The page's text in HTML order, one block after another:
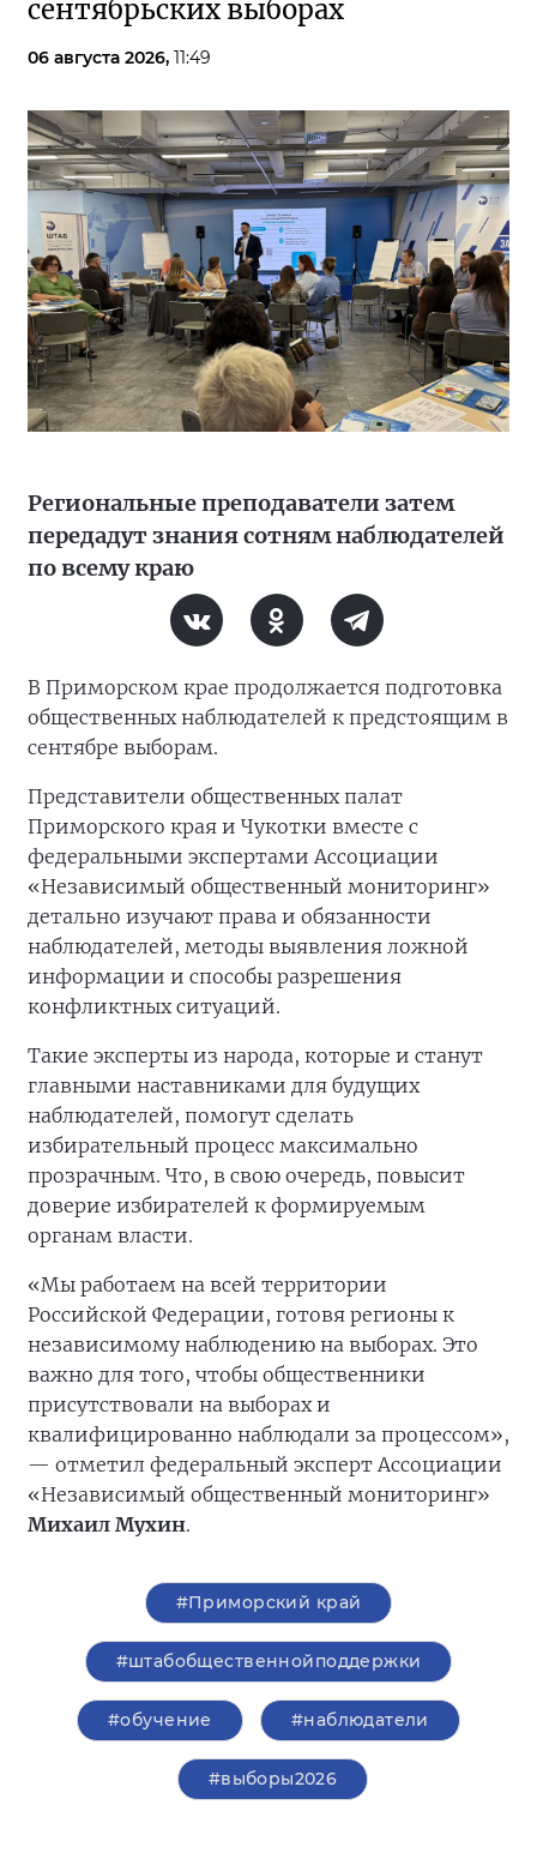
сентябрьских выборах
06 августа 2026, 11:49
Региональные преподаватели затем
передадут знания сотням наблюдателей
по всему краю
В Приморском крае продолжается подготовка
общественных наблюдателей к предстоящим в
сентябре выборам.
Представители общественных палат
Приморского края и Чукотки вместе с
федеральными экспертами Ассоциации
«Независимый общественный мониторинг»
детально изучают права и обязанности
наблюдателей, методы выявления ложной
информации и способы разрешения
конфликтных ситуаций.
Такие эксперты из народа, которые и станут
главными наставниками для будущих
наблюдателей, помогут сделать
избирательный процесс максимально
прозрачным. Что, в свою очередь, повысит
доверие избирателей к формируемым
органам власти.
«Мы работаем на всей территории
Российской Федерации, готовя регионы к
независимому наблюдению на выборах. Это
важно для того, чтобы общественники
присутствовали на выборах и
квалифицированно наблюдали за процессом»,
— отметил федеральный эксперт Ассоциации
«Независимый общественный мониторинг»
Михаил Мухин.
#Приморский край
#штабобщественнойподдержки
#обучение #наблюдатели
#выборы2026